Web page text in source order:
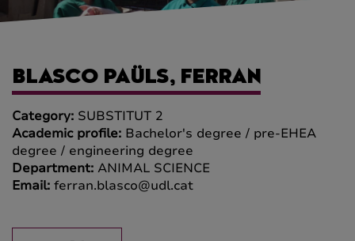
BLASCO PAÜLS, FERRAN
Category: SUBSTITUT 2
Academic profile: Bachelor's degree / pre-EHEA
degree / engineering degree
Department: ANIMAL SCIENCE
Email: ferran.blasco@udl.cat